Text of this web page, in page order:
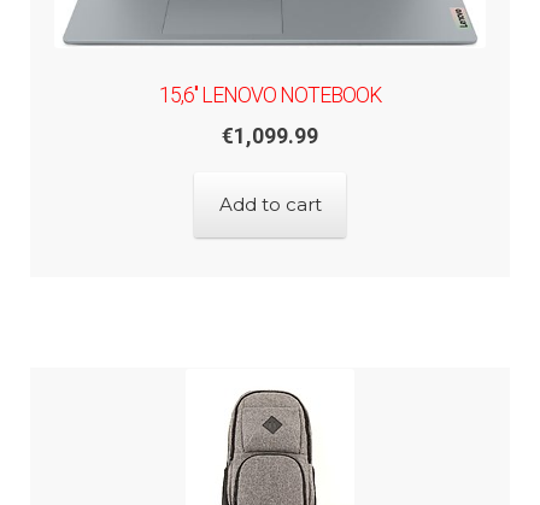
15,6'' LENOVO NOTEBOOK
€1,099.99
Add to cart